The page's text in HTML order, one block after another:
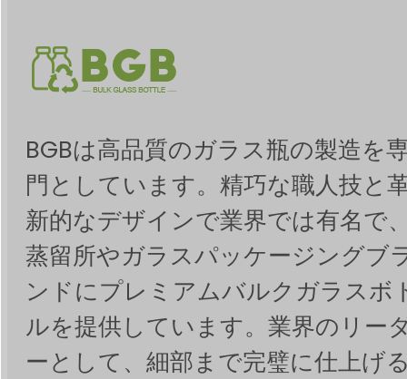
BGBは高品質のガラス瓶の製造を
門としています。精巧な職人技と
新的なデザインで業界では有名で
蒸留所やガラスパッケージングブ
ンドにプレミアムバルクガラスボ
ルを提供しています。業界のリー
ーとして、細部まで完璧に仕上げ